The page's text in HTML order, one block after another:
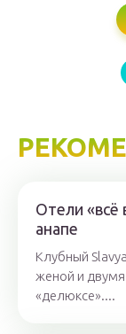
Отели «всё
анапе
Клубный
женой и двумя
«делюксе»....